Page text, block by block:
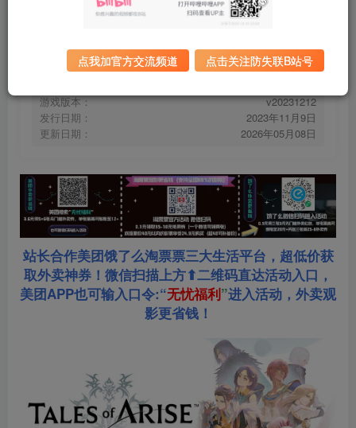
百度下载 UC下载
游戏大小：
47.9GB
游戏版本：
v20231212
发行日期：
2023年11月9日
更新日期：
2026年05月08日
站长合作美团饿了么淘票票三大生活平台，超低价获
取外卖神券！微信扫描上方⬆二维码直达活动入口，
美团APP也可输入口令:“无忧福利”进入活动，外卖观
影更省钱！
点我加官方交流频道 点击关注防失联B站号